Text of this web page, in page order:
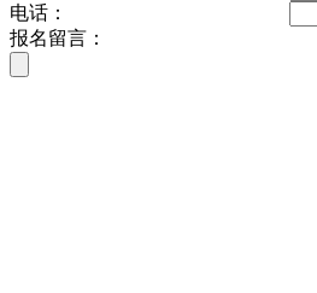
电话：
报名留言：